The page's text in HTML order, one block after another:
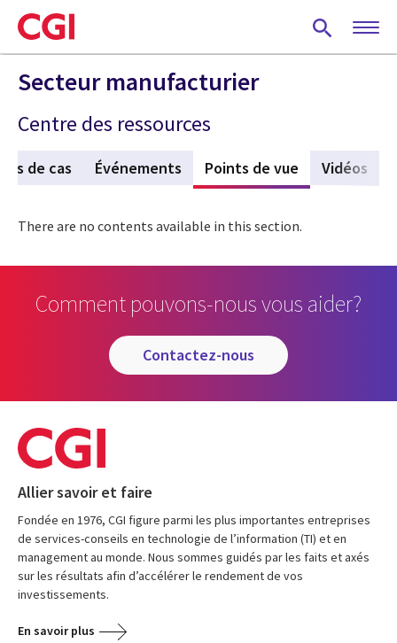
Skip
to
main
content
Secteur manufacturier
Centre des ressources
de cas Événements Points de vue (active tab)
Vidéos
There are no contents available in this section.
Comment pouvons-nous vous aider?
contactez-nous
Allier savoir et faire
Fondée en 1976, CGI figure parmi les plus importantes entreprises
de services-conseils en technologie de l’information (TI) et en
management au monde. Nous sommes guidés par les faits et axés
sur les résultats afin d’accélérer le rendement de vos
investissements.
En savoir plus